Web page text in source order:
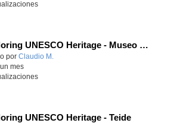
Exploring UNESCO Heritage - Museo del Prado
educativo.
por Claudio M.
mes
UNESCO Heritage - Teide